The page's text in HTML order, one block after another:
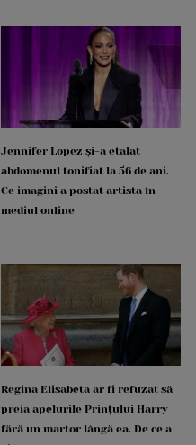
Jennifer Lopez și-a etalat
abdomenul tonifiat la 56 de ani.
Ce imagini a postat artista în
mediul online
Regina Elisabeta ar fi refuzat să
preia apelurile Prințului Harry
fără un martor lângă ea. De ce a